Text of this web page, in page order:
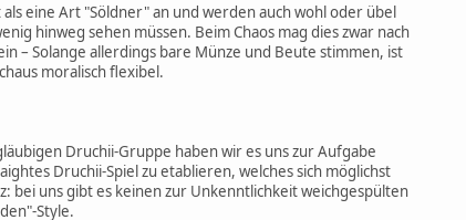
eine Art "Söldner" an und werden auch wohl oder übel
hinweg sehen müssen. Beim Chaos mag dies zwar nach
– Solange allerdings bare Münze und Beute stimmen, ist
moralisch flexibel.
Druchii-Gruppe haben wir es uns zur Aufgabe
Druchii-Spiel zu etablieren, welches sich möglichst
bei uns gibt es keinen zur Unkenntlichkeit weichgespülten
Style.